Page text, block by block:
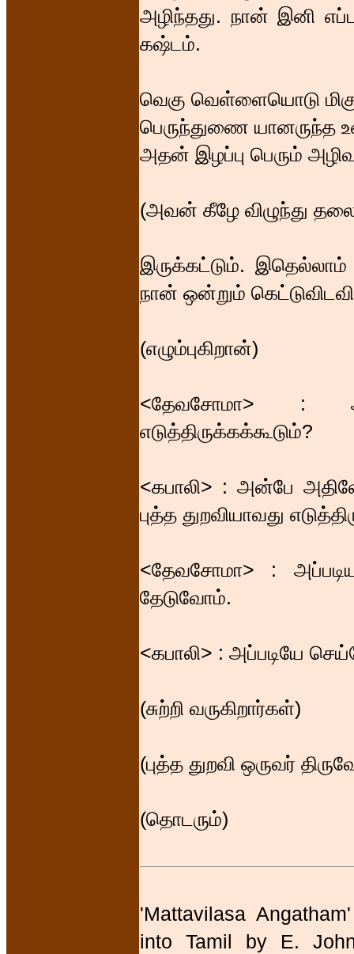
அழிந்தது. நான் இனி
கஷ்டம்.
வெகு வெள்ளையொடு
பெருந்துணை
அதன் இழப்பு பெரும்
(அவன் கீழே விழுந்து
இருக்கட்டும்.
நான் ஒன்றும்
(எழும்புகிறான்)
<தேவசோமா> :
எடுத்திருக்கக்கூடும்?
<கபாலி> : அன்பே
புத்த துறவியாவது
<தேவசோமா> :
தேடுவோம்.
<கபாலி> : அப்படியே
(சுற்றி வருகிறார்கள்)
(புத்த துறவி ஒருவர்
(தொடரும்)
'Mattavilasa
into Tamil by E.